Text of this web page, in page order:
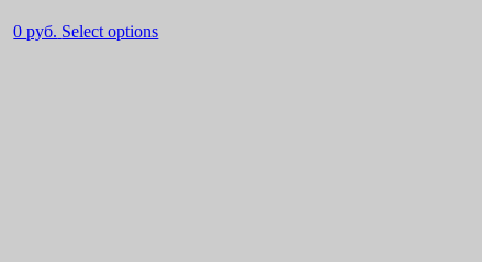
0руб. Select options